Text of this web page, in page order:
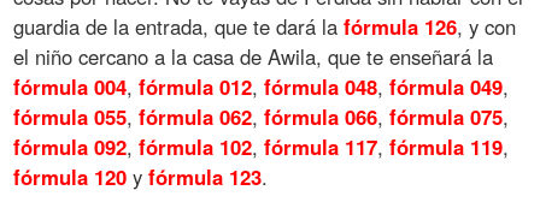
guardia de la entrada, que te dará lafórmula 126, y con
el niño cercano a la casa de Awila, que te enseñará la
fórmula 004,fórmula 012,fórmula 048,fórmula 049,
fórmula 055,fórmula 062,fórmula 066,fórmula 075,
fórmula 092,fórmula 102,fórmula 117,fórmula 119,
fórmula 120 yfórmula 123.